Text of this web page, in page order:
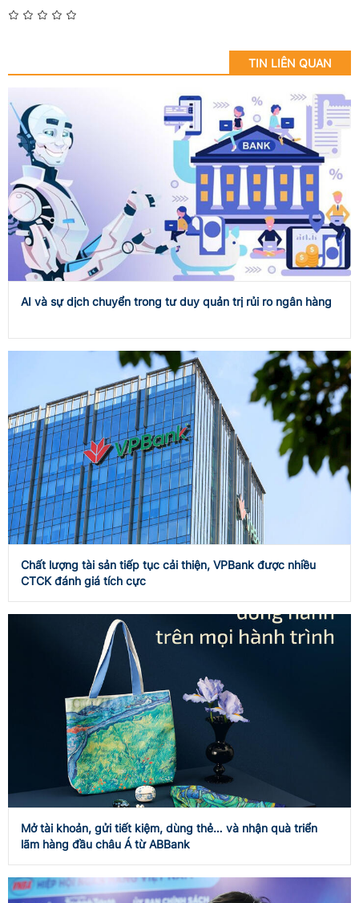
TIN LIÊN QUAN
AI và sự dịch chuyển trong tư duy quản trị rủi ro ngân hàng
Chất lượng tài sản tiếp tục cải thiện, VPBank được nhiều
CTCK đánh giá tích cực
Mở tài khoản, gửi tiết kiệm, dùng thẻ… và nhận quà triển
lãm hàng đầu châu Á từ ABBank